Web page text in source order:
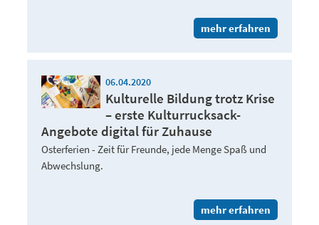
mehr erfahren
06.04.2020
Kulturelle Bildung trotz Krise
– erste Kulturrucksack-
Angebote digital für Zuhause
Osterferien - Zeit für Freunde, jede Menge Spaß und
Abwechslung.
mehr erfahren